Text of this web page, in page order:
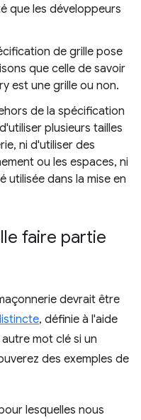
que les développeurs
de grille pose
que celle de savoir
est une grille ou non.
de la spécification
plusieurs tailles
ni d'utiliser des
ou les espaces, ni
utilisée dans la mise en
faire partie
devrait être
, définie à l'aide
mot clé si un
des exemples de
lesquelles nous